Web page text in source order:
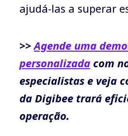
ajudá-las a superar
>>Agende uma
personalizada com
especialistas e veja
da Digibee trará
operação.